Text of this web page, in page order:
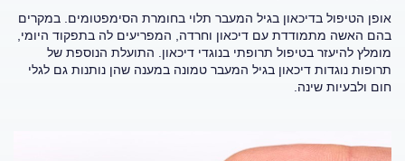
אופן הטיפול בדיכאון בגיל המעבר תלוי בחומרת הסימפטומים. במקרים
בהם האשה מתמודדת עם דיכאון וחרדה, המפריעים לה בתפקוד היומי,
מומלץ להיעזר בטיפול תרופתי בנוגדי דיכאון. התועלת הנוספת של
תרופות נוגדות דיכאון בגיל המעבר טמונה במענה שהן נותנות גם לגלי
חום ולבעיות שינה.